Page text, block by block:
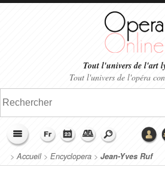
Tout l'univers de l'art
Tout l'univers de l'opéra
>Accueil> Encyclopera > Jean-Yves Ruf